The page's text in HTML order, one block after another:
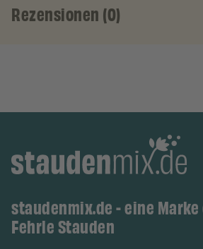
Rezensionen (0)
staudenmix.de - eine
Fehrle Stauden